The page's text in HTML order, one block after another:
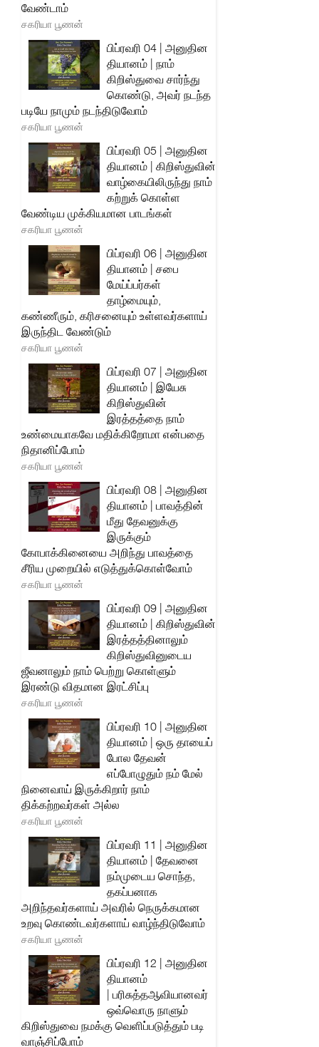
வேண்டாம்
சகரியா பூணன்
பிப்ரவரி 04 | அனுதின
தியானம் | நாம்
கிறிஸ்துவை சார்ந்து
கொண்டு, அவர் நடந்த
படியே நாமும் நடந்திடுவோம்
சகரியா பூணன்
பிப்ரவரி 05 | அனுதின
தியானம் | கிறிஸ்துவின்
வாழ்கையிலிருந்து நாம்
கற்றுக் கொள்ள
வேண்டிய முக்கியமான பாடங்கள்
சகரியா பூணன்
பிப்ரவரி 06 | அனுதின
தியானம் | சபை
மேய்ப்பர்கள்
தாழ்மையும்,
கண்ணீரும், கரிசனையும் உள்ளவர்களாய்
இருந்திட வேண்டும்
சகரியா பூணன்
பிப்ரவரி 07 | அனுதின
தியானம் | இயேசு
கிறிஸ்துவின்
இரத்தத்தை நாம்
உண்மையாகவே மதிக்கிறோமா என்பதை
நிதானிப்போம்
சகரியா பூணன்
பிப்ரவரி 08 | அனுதின
தியானம் | பாவத்தின்
மீது தேவனுக்கு
இருக்கும்
கோபாக்கினையை அறிந்து பாவத்தை
சீரிய முறையில் எடுத்துக்கொள்வோம்
சகரியா பூணன்
பிப்ரவரி 09 | அனுதின
தியானம் | கிறிஸ்துவின்
இரத்தத்தினாலும்
கிறிஸ்துவினுடைய
ஜீவனாலும் நாம் பெற்று கொள்ளும்
இரண்டு விதமான இரட்சிப்பு
சகரியா பூணன்
பிப்ரவரி 10 | அனுதின
தியானம் | ஒரு தாயைப்
போல தேவன்
எப்போழுதும் நம் மேல்
நினைவாய் இருக்கிறார் நாம்
திக்கற்றவர்கள் அல்ல
சகரியா பூணன்
பிப்ரவரி 11 | அனுதின
தியானம் | தேவனை
நம்முடைய சொந்த,
தகப்பனாக
அறிந்தவர்களாய் அவரில் நெருக்கமான
உறவு கொண்டவர்களாய் வாழ்ந்திடுவோம்
சகரியா பூணன்
பிப்ரவரி 12 | அனுதின
தியானம்
| பரிசுத்தஆவியானவர்
ஒவ்வொரு நாளும்
கிறிஸ்துவை நமக்கு வெளிப்படுத்தும் படி
வாஞ்சிப்போம்